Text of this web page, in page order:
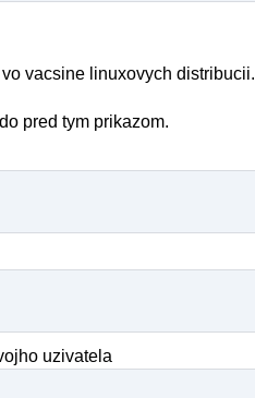
vacsine linuxovych distribucii.
pred tym prikazom.
uzivatela